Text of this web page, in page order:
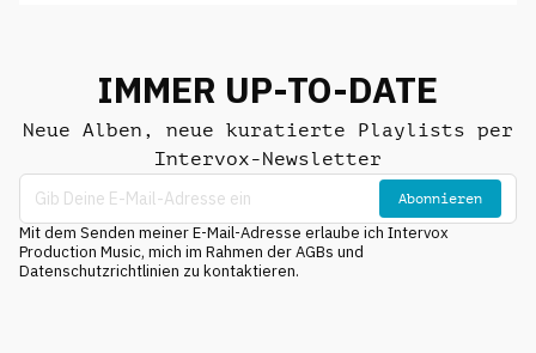
IMMER UP-TO-DATE
Neue Alben, neue kuratierte Playlists per
Intervox-Newsletter
Abonnieren
Mit dem Senden meiner E-Mail-Adresse erlaube ich Intervox
Production Music, mich im Rahmen der AGBs und
Datenschutzrichtlinien zu kontaktieren.